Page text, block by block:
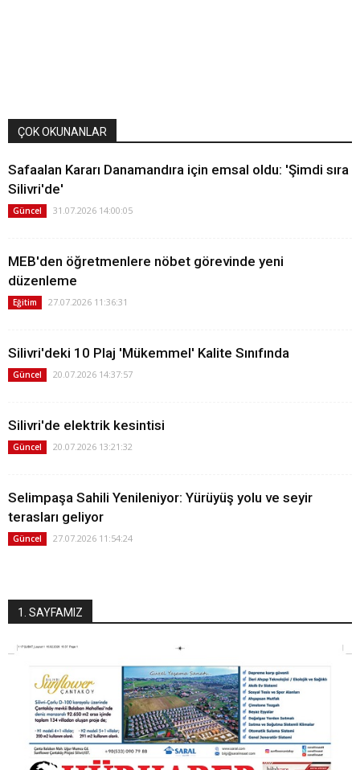
ÇOK OKUNANLAR
Safaalan Kararı Danamandıra için emsal oldu: 'Şimdi sıra
Silivri'de'
Güncel 31.07.2026 14:00:05
MEB'den öğretmenlere nöbet görevinde yeni
düzenleme
Eğitim 27.07.2026 11:36:31
Silivri'deki 10 Plaj 'Mükemmel' Kalite Sınıfında
Güncel 20.07.2026 14:37:57
Silivri'de elektrik kesintisi
Güncel 20.07.2026 13:21:32
Selimpaşa Sahili Yenileniyor: Yürüyüş yolu ve seyir
terasları geliyor
Güncel 27.07.2026 11:54:24
1. SAYFAMIZ